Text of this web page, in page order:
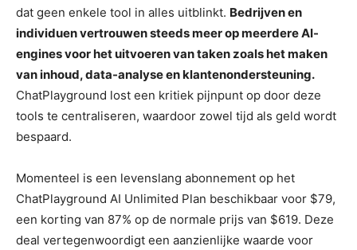
dat geen enkele tool in alles uitblinkt. Bedrijven en
individuen vertrouwen steeds meer op meerdere AI-
engines voor het uitvoeren van taken zoals het maken
van inhoud, data-analyse en klantenondersteuning.
ChatPlayground lost een kritiek pijnpunt op door deze
tools te centraliseren, waardoor zowel tijd als geld wordt
bespaard.
Momenteel is een levenslang abonnement op het
ChatPlayground AI Unlimited Plan beschikbaar voor $79,
een korting van 87% op de normale prijs van $619. Deze
deal vertegenwoordigt een aanzienlijke waarde voor